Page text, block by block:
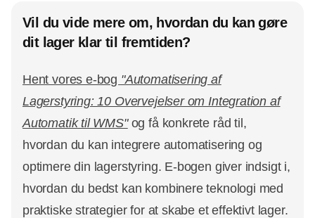
Vil du vide mere om, hvordan du kan gøre
dit lager klar til fremtiden?
Hent vores e-bog "Automatisering af
Lagerstyring: 10 Overvejelser om Integration af
Automatik til WMS"og få konkrete råd til,
hvordan du kan integrere automatisering og
optimere din lagerstyring. E-bogen giver indsigt i,
hvordan du bedst kan kombinere teknologi med
praktiske strategier for at skabe et effektivt lager.